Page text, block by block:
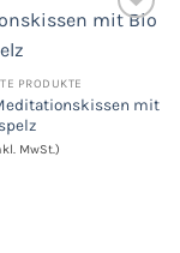
PRODUKTE
mit
MwSt.)